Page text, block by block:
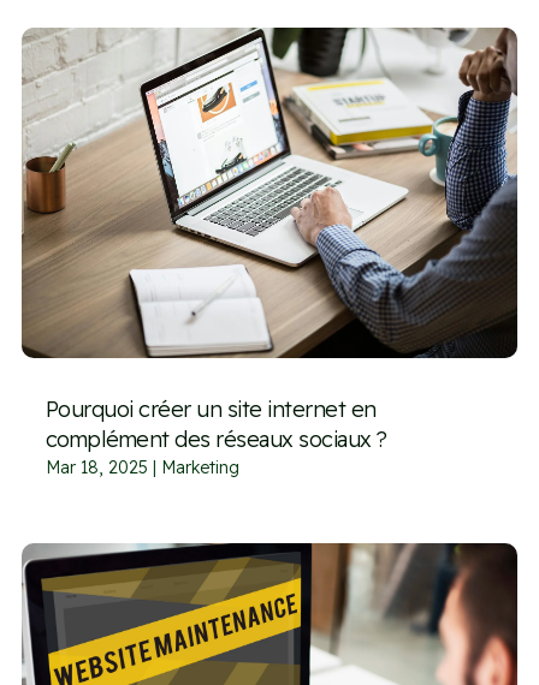
Pourquoi créer un site internet en
complément des réseaux sociaux ?
Mar 18, 2025 | Marketing